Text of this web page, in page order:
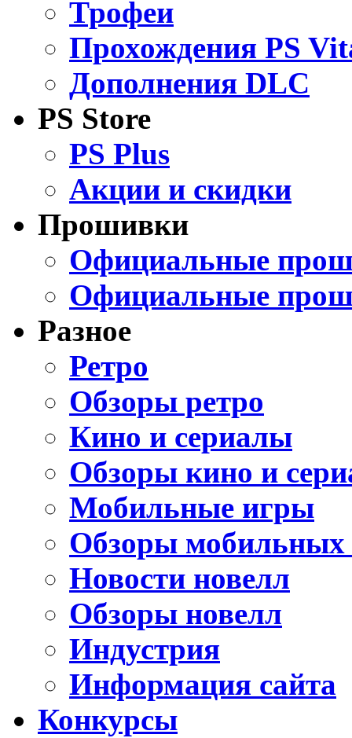
Трофеи
Прохождения PS
Дополнения DLC
PS Store
PS Plus
Акции и скидки
Прошивки
Официальные
Официальные
Разное
Ретро
Обзоры ретро
Кино и сериалы
Обзоры кино и
Мобильные игры
Обзоры мобильных
Новости новелл
Обзоры новелл
Индустрия
Информация сайта
Конкурсы